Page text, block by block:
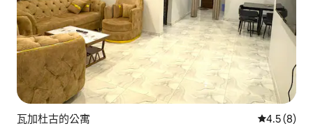
瓦加杜古的公寓 從 8 則評
4.5 (8)